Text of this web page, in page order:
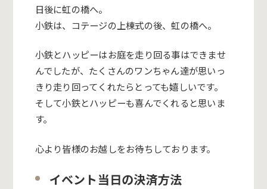
日後に虹の橋へ。
小鉄は、コテージの上棟式の後、虹の橋へ。
小鉄とハッピーはお庭を走り回る事はできませ
んでしたが、たくさんのワンちゃん達が思いっ
きり走り回ってくれたら とっても嬉しいです。
そして小鉄とハッピーも喜んでくれると思いま
す。
心より皆様のお越しをお待ちしております。
イベント当日の決済方法